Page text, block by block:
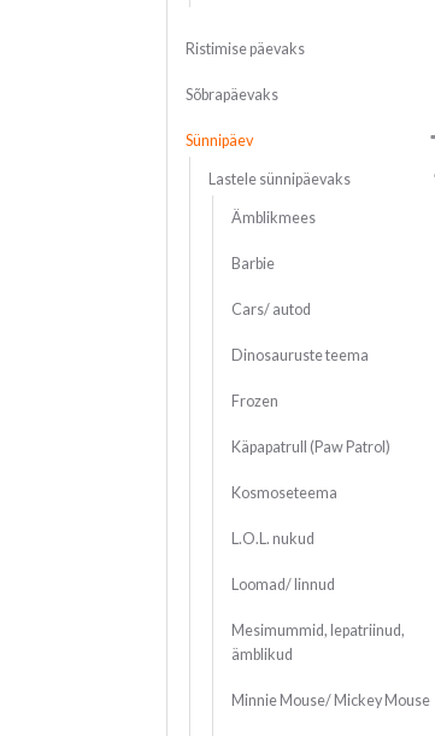
Ristimise päevaks
Sõbrapäevaks
Sünnipäev
Lastele sünnipäevaks
Ämblikmees
Barbie
Cars/ autod
Dinosauruste teema
Frozen
Käpapatrull (Paw Patrol)
Kosmoseteema
L.O.L. nukud
Loomad/ linnud
Mesimummid, lepatriinud,
ämblikud
Minnie Mouse/ Mickey Mouse